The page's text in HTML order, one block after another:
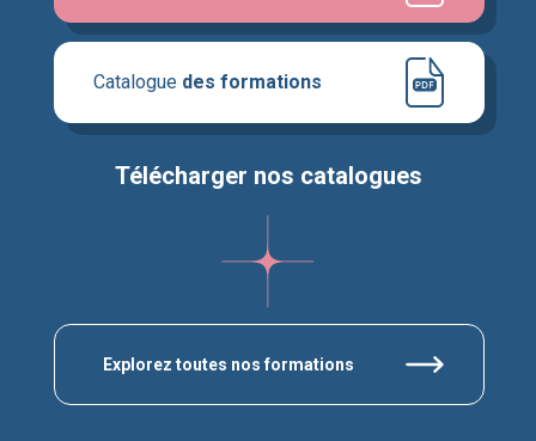
Explorez toutes nos formations
Télécharger nos catalogues
Catalogue des formations